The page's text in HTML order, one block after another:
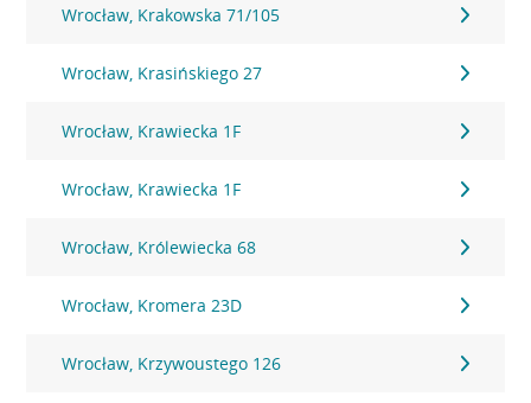
Wrocław, Krakowska 71/105
Wrocław, Krasińskiego 27
Wrocław, Krawiecka 1F
Wrocław, Krawiecka 1F
Wrocław, Królewiecka 68
Wrocław, Kromera 23D
Wrocław, Krzywoustego 126